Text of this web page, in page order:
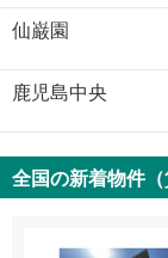
仙巌園
鹿児島中央
全国の新着物件